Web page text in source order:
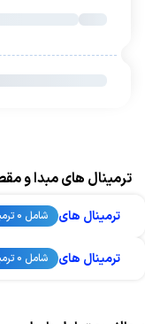
ترمینال های مبدا و
ترمینال های شامل 0 ترمینال
ترمینال های شامل 0 ترمینال